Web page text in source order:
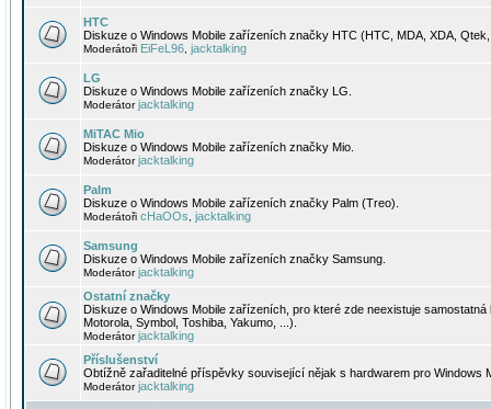
HTC
Diskuze o Windows Mobile zařízeních značky HTC (HTC, MDA, XDA,
Moderátoři EiFeL96 jacktalking
LG
Diskuze o Windows Mobile zařízeních značky LG.
Moderátorjacktalking
MiTAC Mio
Diskuze o Windows Mobile zařízeních značky Mio.
Moderátorjacktalking
Palm
Diskuze o Windows Mobile zařízeních značky Palm (Treo).
Moderátoři cHaOOs jacktalking
Samsung
Diskuze o Windows Mobile zařízeních značky Samsung.
Moderátorjacktalking
Ostatní značky
Diskuze o Windows Mobile zařízeních, pro které zde neexistuje
Motorola, Symbol, Toshiba, Yakumo, ...).
Moderátorjacktalking
Příslušenství
Obtížně zařaditelné příspěvky související nějak s hardwarem pro Windows
Moderátorjacktalking